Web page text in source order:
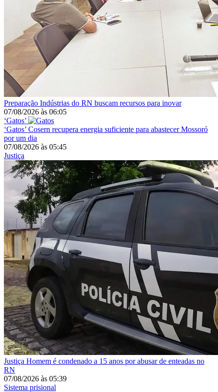
Preparação Indústrias do RN buscam recursos para inovar
07/08/2026 às 06:05
‘Gatos’
‘Gatos’ Cosern recupera energia suficiente para abastecer Mossoró
por um dia
07/08/2026 às 05:45
Justiça
Justiça Homem é condenado a 15 anos por abusar de enteadas no
RN
07/08/2026 às 05:39
Sistema prisional